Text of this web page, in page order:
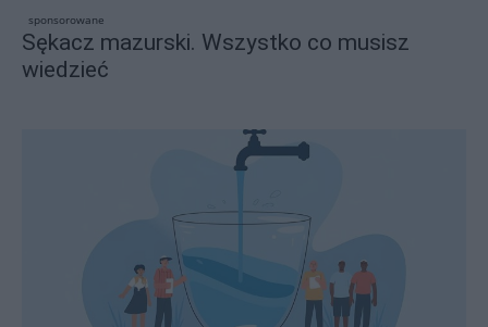
sponsorowane
Sękacz mazurski. Wszystko co musisz
wiedzieć